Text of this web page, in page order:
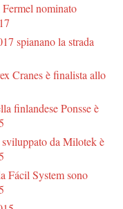
nominato
spianano la strada
Cranes è finalista allo
finlandese Ponsse è
da Milotek è
Fácil System sono